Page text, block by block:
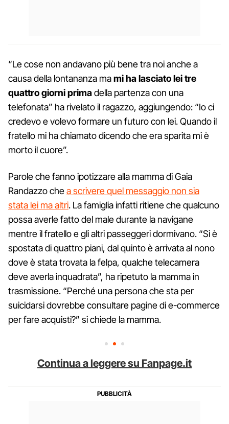
“Le cose non andavano più bene tra noi anche a
causa della lontananza mami ha lasciato lei tre
quattro giorni primadella partenza con una
telefonata” ha rivelato il ragazzo, aggiungendo: “Io ci
credevo e volevo formare un futuro con lei. Quando il
fratello mi ha chiamato dicendo che era sparita mi è
morto il cuore”.
Parole che fanno ipotizzare alla mamma di Gaia
Randazzo chea scrivere quel messaggio non sia
stata lei ma altri. La famiglia infatti ritiene che qualcuno
possa averle fatto del male durante la navigane
mentre il fratello e gli altri passeggeri dormivano. “Si è
spostata di quattro piani, dal quinto è arrivata al nono
dove è stata trovata la felpa, qualche telecamera
deve averla inquadrata”, ha ripetuto la mamma in
trasmissione. “Perché una persona che sta per
suicidarsi dovrebbe consultare pagine di e-commerce
per fare acquisti?” si chiede la mamma.
Continua a leggere su Fanpage.it